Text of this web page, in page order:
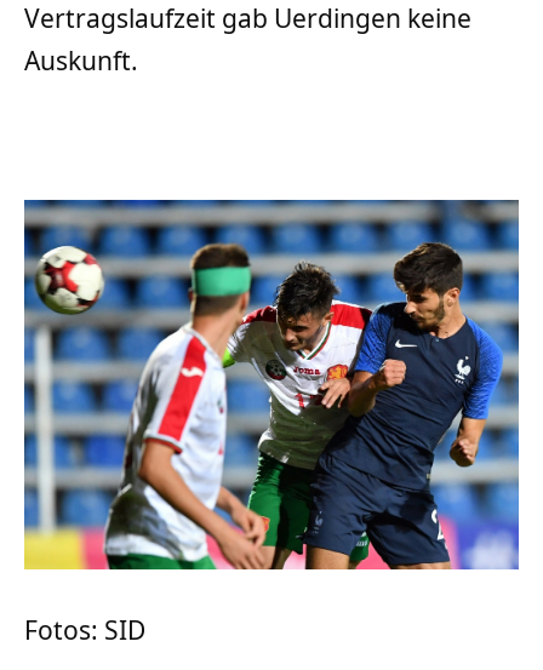
Vertragslaufzeit gab Uerdingen keine
Auskunft.
Fotos: SID